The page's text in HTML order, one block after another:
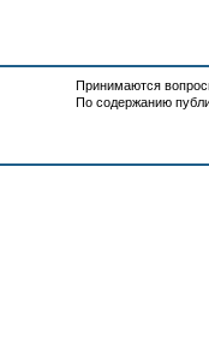
Принимаются
По содержанию